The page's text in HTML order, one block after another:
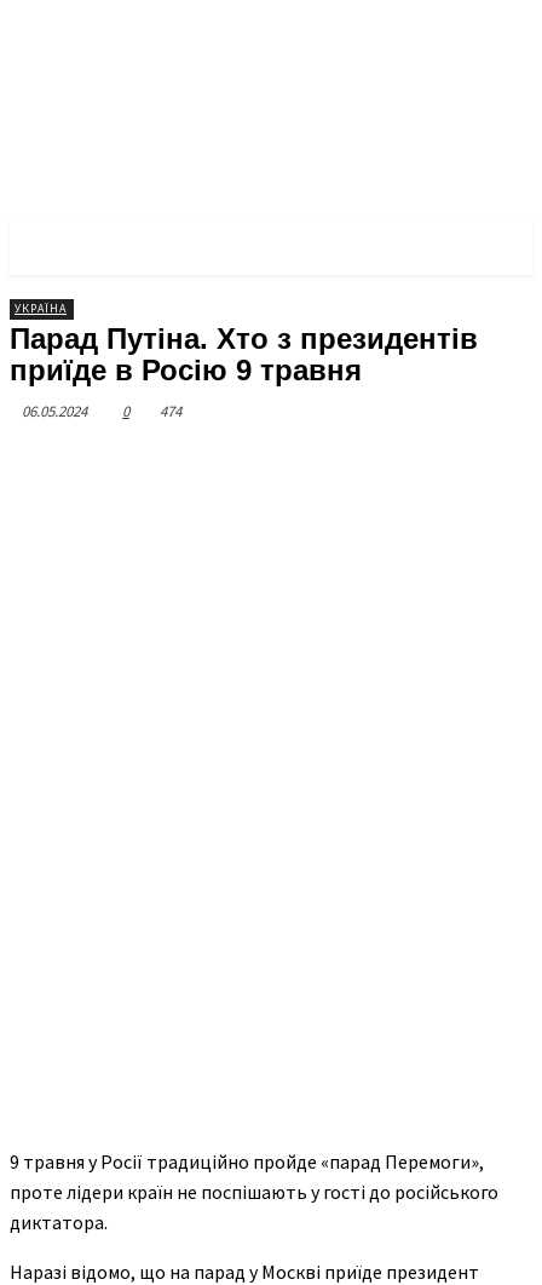
УКРАЇНА
Парад Путіна. Хто з президентів
приїде в Росію 9 травня
06.05.2024 0 474
9 травня у Росії традиційно пройде «парад Перемоги»,
проте лідери країн не поспішають у гості до російського
диктатора.
Наразі відомо, що на парад у Москві приїде президент